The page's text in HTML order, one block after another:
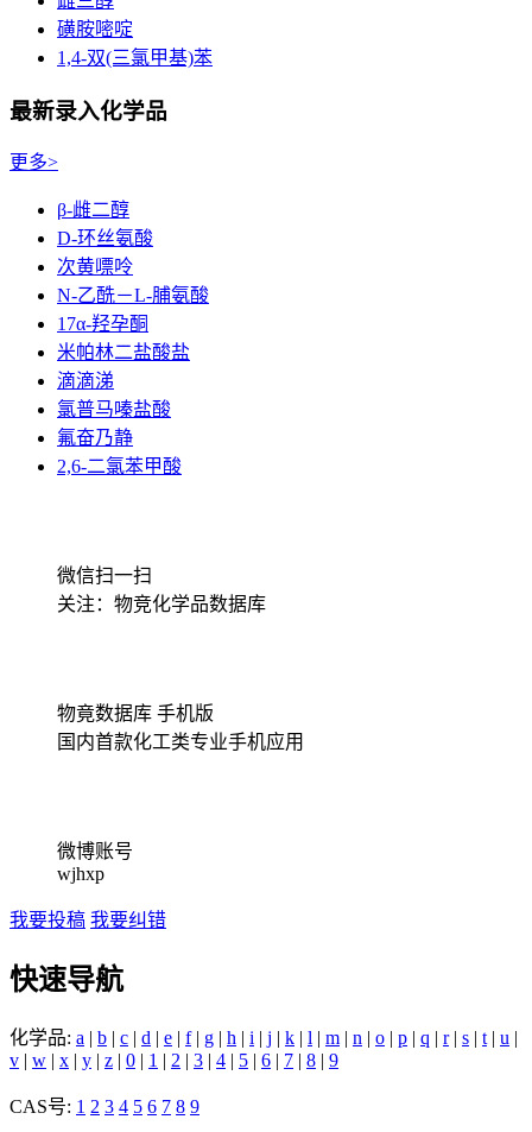
磺胺嘧啶
1,4-双(三氯甲基)苯
最新录入化学品
更多>
β-雌二醇
D-环丝氨酸
次黄嘌呤
N-乙酰－L-脯氨酸
17α-羟孕酮
米帕林二盐酸盐
滴滴涕
氯普马嗪盐酸
氟奋乃静
2,6-二氯苯甲酸
微信扫一扫
关注：物竞化学品数据库
物竟数据库 手机版
国内首款化工类专业手机应用
微博账号
wjhxp
我要投稿 我要纠错
快速导航
化学品: a | b | c | d | e | f| g | h | i | j | k | l | m | n | o | p | q | r| s | t | u |
v | w | x | y | z | 0 | 1 | 2 | 3 | 4 | 5 | 6 | 7 | 8 | 9
CAS号: 1 2 3 4 5 6 7 8 9